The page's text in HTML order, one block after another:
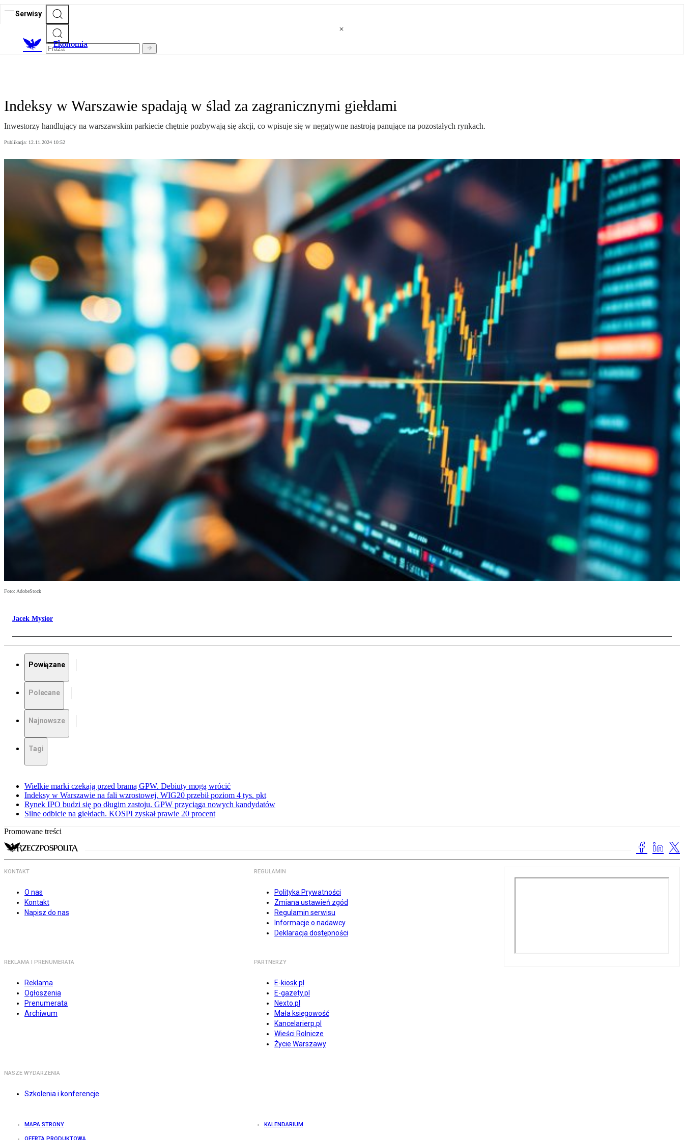
Serwisy
Ekonomia
Indeksy w Warszawie spadają w ślad za zagranicznymi giełdami
Inwestorzy handlujący na warszawskim parkiecie chętnie pozbywają się akcji, co wpisuje się w negatywne nastroją panujące na pozostałych rynkach.
Publikacja: 12.11.2024 10:52
Foto: AdobeStock
Jacek Mysior
Powiązane
Polecane
Najnowsze
Tagi
Wielkie marki czekają przed bramą GPW. Debiuty mogą wrócić
Indeksy w Warszawie na fali wzrostowej. WIG20 przebił poziom 4 tys. pkt
Rynek IPO budzi się po długim zastoju. GPW przyciąga nowych kandydatów
Silne odbicie na giełdach. KOSPI zyskał prawie 20 procent
Promowane treści
KONTAKT
O nas
Kontakt
Napisz do nas
REGULAMIN
Polityka Prywatności
Zmiana ustawień zgód
Regulamin serwisu
Informacje o nadawcy
Deklaracja dostępności
REKLAMA I PRENUMERATA
Reklama
Ogłoszenia
Prenumerata
Archiwum
PARTNERZY
E-kiosk.pl
E-gazety.pl
Nexto.pl
Mała księgowość
Kancelarierp.pl
Wieści Rolnicze
Życie Warszawy
NASZE WYDARZENIA
Szkolenia i konferencje
MAPA STRONY KALENDARIUM